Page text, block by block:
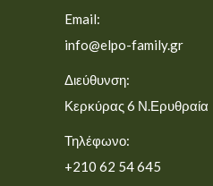
Email:
info@elpo-family.gr
Διεύθυνση:
Κερκύρας 6 Ν.Ερυθραία
Τηλέφωνο:
+210 62 54 645